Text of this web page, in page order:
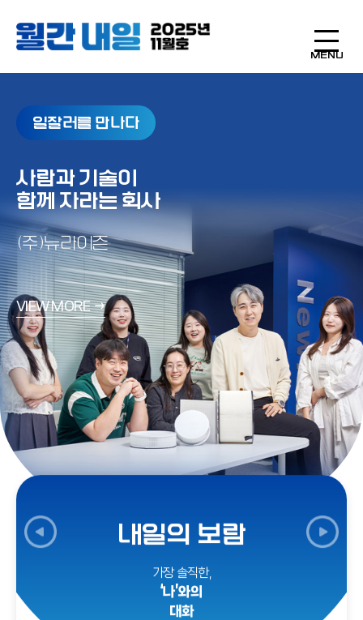
MENU
내일 인터뷰
사유하고 사과하며
성장하는 법,
두 개의 자아
사이에서 균형 잡기
셰프 박찬일
VIEW MORE →
일잘러를 만나다
사람과 기술이
함께 자라는 회사
(주)뉴라이즌
VIEW MORE →
내일의 감각
제3자의 눈으로 본 나
VIEW MORE →
다짜고짜 설문
나를 한 걸음 떨어져 보기
자기 객관화 능력 셀프 테스트
VIEW MORE →
내일의 보람
가장 솔직한,
‘나’와의
대화